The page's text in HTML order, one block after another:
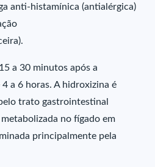
anti-histamínica (antialérgica)
a 30 minutos após a
a 6 horas. A hidroxizina é
trato gastrointestinal
no fígado em
principalmente pela